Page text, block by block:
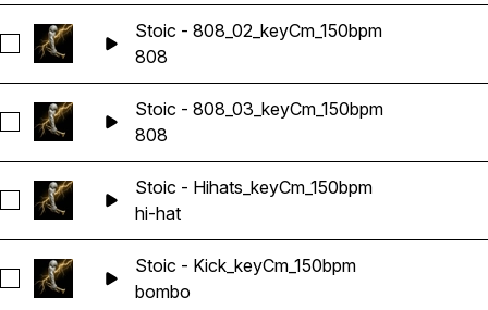
Seleccionar Stoic - 808_02_keyCm_150bpm
Stoic - 808_02_keyCm_150bpm
808
Seleccionar Stoic - 808_03_keyCm_150bpm
Stoic - 808_03_keyCm_150bpm
808
Seleccionar Stoic - Hihats_keyCm_150bpm
Stoic - Hihats_keyCm_150bpm
hi-hat
Seleccionar Stoic - Kick_keyCm_150bpm
Stoic - Kick_keyCm_150bpm
bombo